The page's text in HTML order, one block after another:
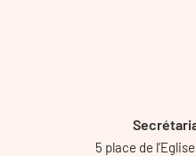
5 place de